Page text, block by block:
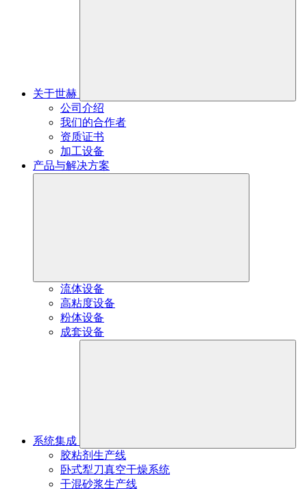
关于世赫
公司介绍
我们的合作者
资质证书
加工设备
产品与解决方案
流体设备
高粘度设备
粉体设备
成套设备
系统集成
胶粘剂生产线
卧式犁刀真空干燥系统
干混砂浆生产线